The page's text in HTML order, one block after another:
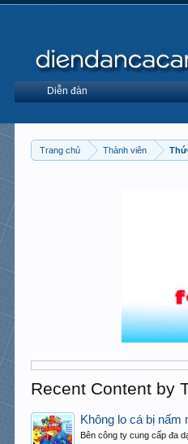
Trang chủ Thành viên
Recent Content by
Không lo cá bị
Bên công ty cung cấp đa
Diễn đàn